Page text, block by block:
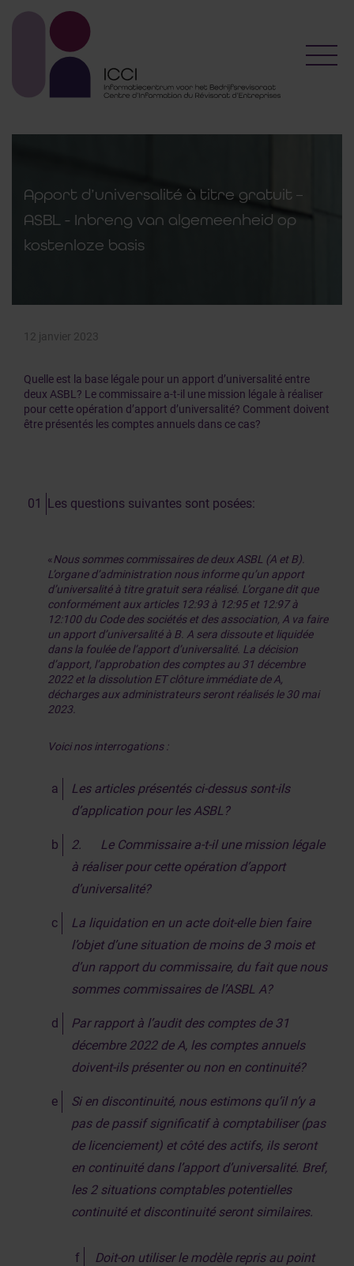
Apport d’universalité à titre gratuit –
ASBL - Inbreng van algemeenheid op
kostenloze basis
12 janvier 2023
Quelle est la base légale pour un apport d’universalité entre
deux ASBL? Le commissaire a-t-il une mission légale à réaliser
pour cette opération d’apport d’universalité? Comment doivent
être présentés les comptes annuels dans ce cas?
Les questions suivantes sont posées:
«Nous sommes commissaires de deux ASBL (A et B).
L’organe d’administration nous informe qu’un apport
d’universalité à titre gratuit sera réalisé. L’organe dit que
conformément aux articles 12:93 à 12:95 et 12:97 à
12:100 du Code des sociétés et des association, A va faire
un apport d’universalité à B. A sera dissoute et liquidée
dans la foulée de l’apport d’universalité. La décision
d’apport, l’approbation des comptes au 31 décembre
2022 et la dissolution ET clôture immédiate de A,
décharges aux administrateurs seront réalisés le 30 mai
2023.
Voici nos interrogations :
Les articles présentés ci-dessus sont-ils
d’application pour les ASBL?
2. Le Commissaire a-t-il une mission légale
à réaliser pour cette opération d’apport
d’universalité?
La liquidation en un acte doit-elle bien faire
l’objet d’une situation de moins de 3 mois et
d’un rapport du commissaire, du fait que nous
sommes commissaires de l’ASBL A?
Par rapport à l’audit des comptes de 31
décembre 2022 de A, les comptes annuels
doivent-ils présenter ou non en continuité?
Si en discontinuité, nous estimons qu’il n’y a
pas de passif significatif à comptabiliser (pas
de licenciement) et côté des actifs, ils seront
en continuité dans l’apport d’universalité. Bref,
les 2 situations comptables potentielles
continuité et discontinuité seront similaires.
Doit-on utiliser le modèle repris au point